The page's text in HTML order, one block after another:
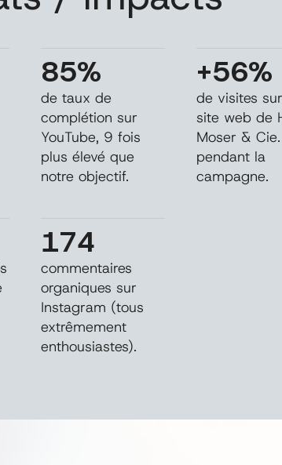
85%
de taux de
complétion sur
YouTube, 9 fois
plus élevé que
notre objectif.
+56%
de visites
site web de
Moser & Cie.
pendant la
campagne.
174
commentaires
organiques sur
Instagram (tous
extrêmement
enthousiastes).